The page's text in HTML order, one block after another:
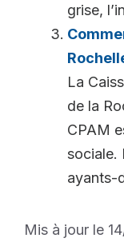
grise,
La
de la
CPAM
sociale.
ayants-
Mis à jour le